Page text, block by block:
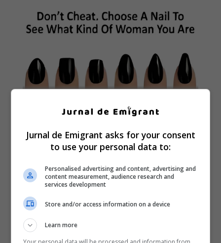
Jurnal de Emigrant asks for your consent
to use your personal data to:
Personalised advertising and content, advertising and
content measurement, audience research and
services development
Store and/or access information on a device
Learn more